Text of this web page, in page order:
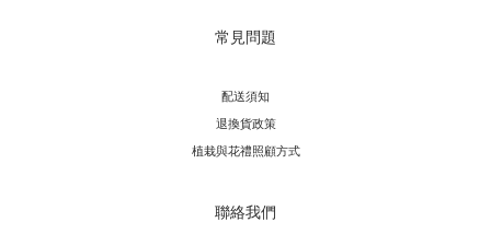
常見問題
配送須知
退換貨政策
植栽與花禮照顧方式
聯絡我們